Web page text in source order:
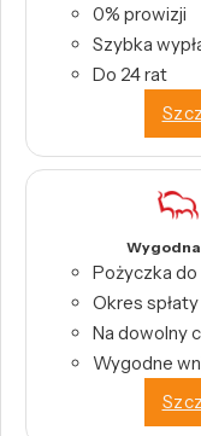
0% prowizji
Szybka
Do 24 rat
Wygodna
Pożyczka
Okres
Na dowolny
Wygodne